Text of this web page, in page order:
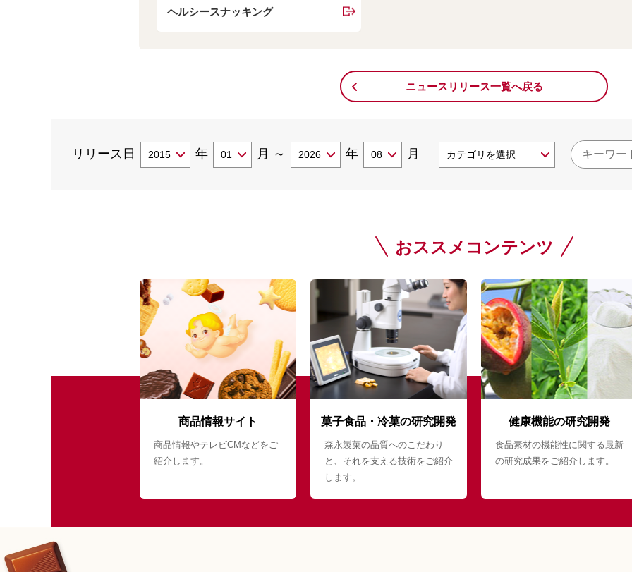
ヘルシースナッキング
ニュースリリース一覧へ戻る
リリース日 年 月 ～ 年 月
おススメコンテンツ
商品情報サイト
商品情報やテレビCMなどをご
紹介します。
菓子食品・冷菓の研究開発
森永製菓の品質へのこだわり
と、それを支える技術をご紹介
します。
健康機能の研究開発
食品素材の機能性に関する最新
の研究成果をご紹介します。